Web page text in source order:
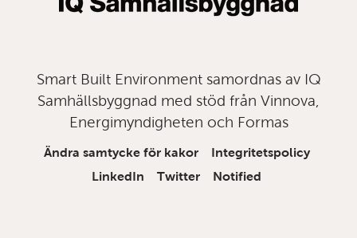
Smart Built Environment samordnas av IQ
Samhällsbyggnad med stöd från Vinnova,
Energimyndigheten och Formas
Ändra samtycke för kakor
Integritetspolicy
LinkedIn
Twitter Notified